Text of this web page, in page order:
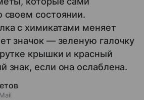
своем состоянии.
с химикатами меняет
значок — зеленую галочку
крышки и красный
знак, если она ослаблена.